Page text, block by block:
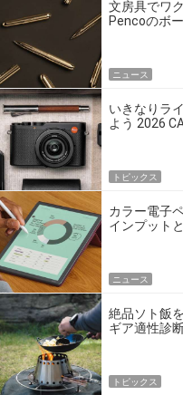
文房具でワ
Pencoのボ
ニュース
いきなりラ
よう 2026
トピックス
カラー電子
インプット
ニュース
絶品ソト飯
ギア適性診断
トピックス